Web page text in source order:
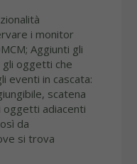
i monitor
Aggiunti gli
oggetti che
eventi in cascata:
scatena
adiacenti
da
si trova